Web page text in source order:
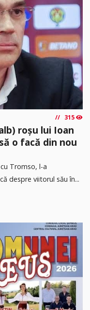
315
roșu lui Ioan
o facă din nou
Tromso, l-a
despre viitorul său în...